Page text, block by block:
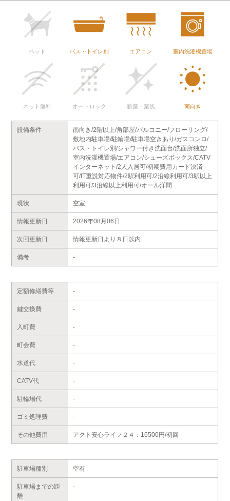
ペット バス・トイレ別 エアコン 室内洗濯機置場
ネット無料 オートロック 新築・築浅 南向き
設備条件
南向き/2階以上/角部屋/バルコニー/フローリング/
敷地内駐車場/駐輪場/駐車場空きあり/ガスコンロ/
バス・トイレ別/シャワー付き洗面台/洗面所独立/
室内洗濯機置場/エアコン/シューズボックス/CATV
インターネット/2人入居可/初期費用カード決済
可/IT重説対応物件/2駅利用可/2沿線利用可/3駅以上
利用可/3沿線以上利用可/オール洋間
現状 空室
情報更新日 2026年08月06日
次回更新日 情報更新日より８日以内
備考 -
定額修繕費等 -
鍵交換費 -
入町費 -
町会費 -
水道代 -
CATV代 -
駐輪場代 -
ゴミ処理費 -
その他費用 アクト安心ライフ２４：16500円/初回
駐車場種別 空有
駐車場までの距
離
-